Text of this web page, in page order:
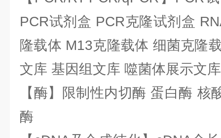
PCR试剂盒 PCR克隆试剂盒
隆载体 M13克隆载体 细菌克隆
文库 基因组文库 噬菌体展示文库
【酶】限制性内切酶 蛋白酶 核
酶